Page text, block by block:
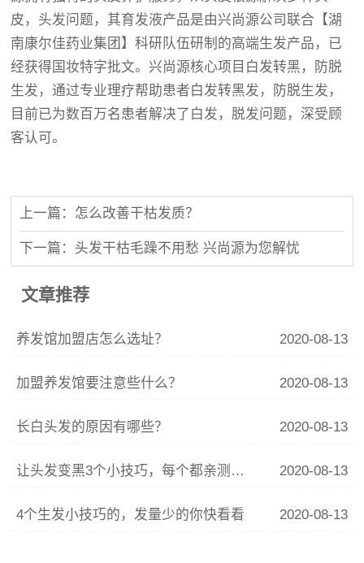
皮，头发问题，其育发液产品是由兴尚源公司联合【湖
南康尔佳药业集团】科研队伍研制的高端生发产品，已
经获得国妆特字批文。兴尚源核心项目白发转黑，防脱
生发，通过专业理疗帮助患者白发转黑发，防脱生发，
目前已为数百万名患者解决了白发，脱发问题，深受顾
客认可。
上一篇：怎么改善干枯发质？
下一篇：头发干枯毛躁不用愁 兴尚源为您解忧
文章推荐
养发馆加盟店怎么选址？ 2020-08-13
加盟养发馆要注意些什么？ 2020-08-13
长白头发的原因有哪些？ 2020-08-13
让头发变黑3个小技巧，每个都亲测有效，你确定不试试？ 2020-08-13
4个生发小技巧的，发量少的你快看看 2020-08-13